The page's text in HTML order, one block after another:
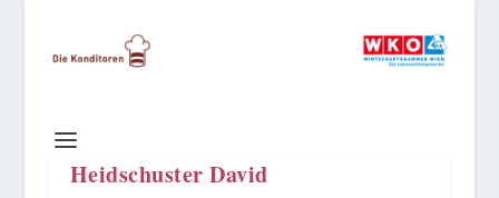
Heidschuster David